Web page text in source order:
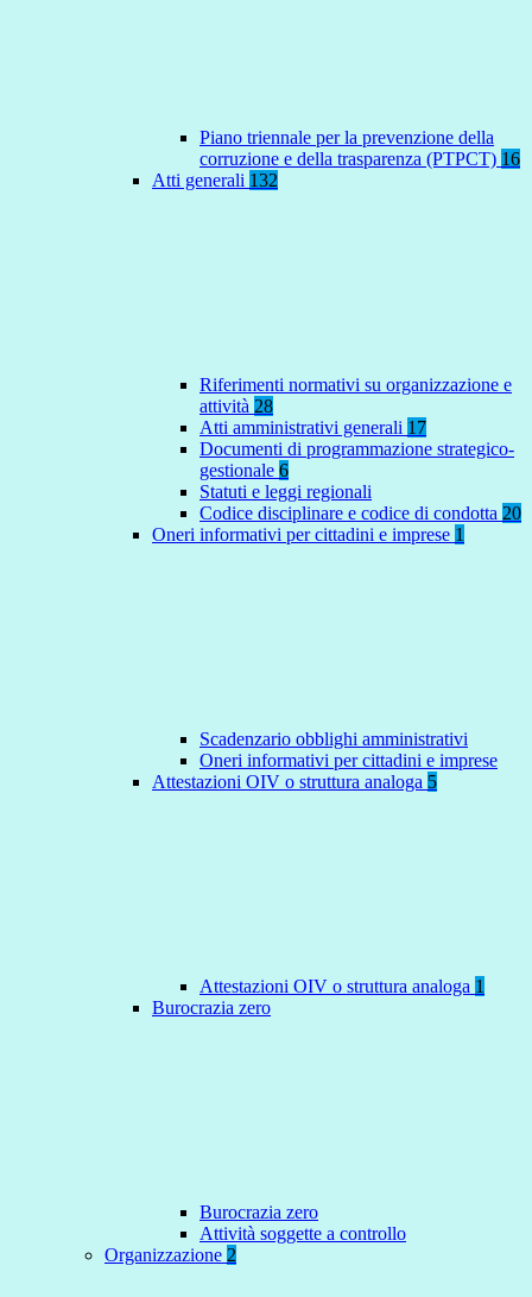
Piano triennale per la prevenzione della
corruzione e della trasparenza (PTPCT) 16
Atti generali 132
Riferimenti normativi su organizzazione e
attività 28
Atti amministrativi generali 17
Documenti di programmazione strategico-
gestionale 6
Statuti e leggi regionali
Codice disciplinare e codice di condotta 20
Oneri informativi per cittadini e imprese 1
Scadenzario obblighi amministrativi
Oneri informativi per cittadini e imprese
Attestazioni OIV o struttura analoga 5
Attestazioni OIV o struttura analoga 1
Burocrazia zero
Burocrazia zero
Attività soggette a controllo
Organizzazione 2